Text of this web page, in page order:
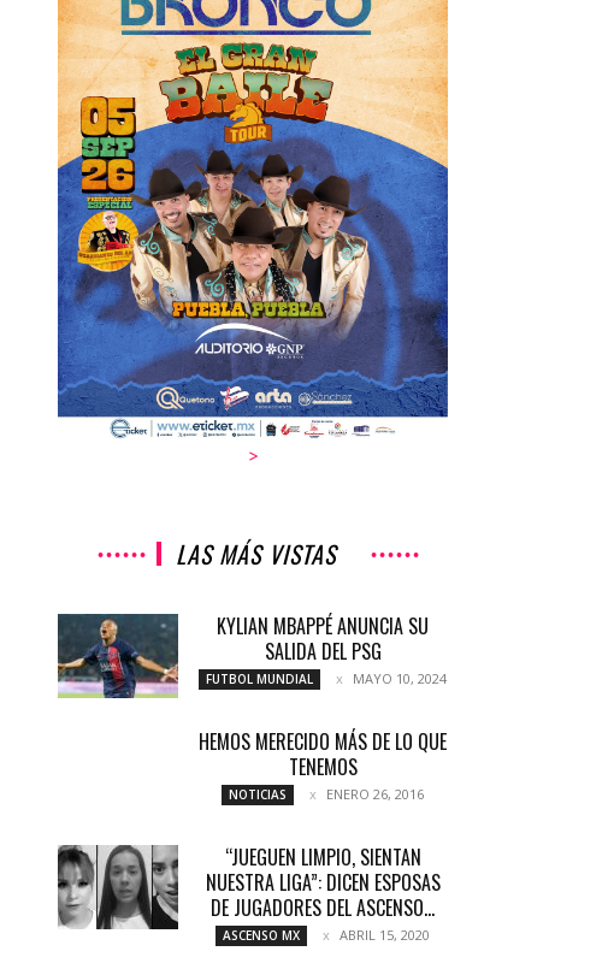
>
LAS MÁS VISTAS
KYLIAN MBAPPÉ ANUNCIA SU
SALIDA DEL PSG
FUTBOL MUNDIAL MAYO 10, 2024
HEMOS MERECIDO MÁS DE LO QUE
TENEMOS
NOTICIAS ENERO 26, 2016
“JUEGUEN LIMPIO, SIENTAN
NUESTRA LIGA”: DICEN ESPOSAS
DE JUGADORES DEL ASCENSO...
ASCENSO MX ABRIL 15, 2020